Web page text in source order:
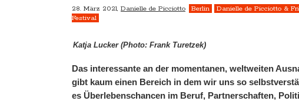
28. März 2021, Danielle de Picciotto Berlin Danielle de Picciotto &
Festival
Katja Lucker (Photo: Frank Turetzek)
Das interessante an der momentanen, weltweiten
gibt kaum einen Bereich in dem wir uns so
es Überlebenschancen im Beruf, Partnerschaften,